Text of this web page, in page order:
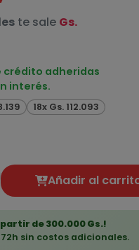
te sale Gs.
crédito adheridas
interés.
18x Gs. 112.093
Añadir al
de 300.000 Gs.!
sin costos adicionales.